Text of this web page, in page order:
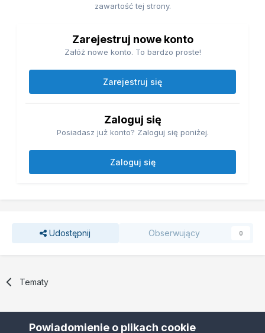
zawartość tej strony.
Zarejestruj nowe konto
Załóż nowe konto. To bardzo proste!
Zarejestruj się
Zaloguj się
Posiadasz już konto? Zaloguj się poniżej.
Zaloguj się
Udostępnij Obserwujący 0
Tematy
Powiadomienie o plikach cookie